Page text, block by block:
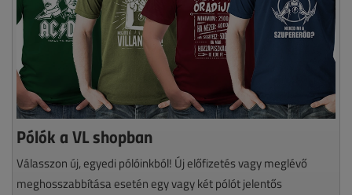
Pólók a VL shopban
Válasszon új, egyedi pólóinkból! Új előfizetés vagy meglévő
meghosszabbítása esetén egy vagy két pólót jelentős